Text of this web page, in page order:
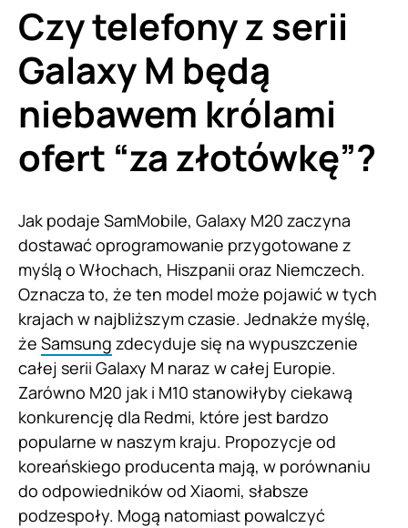
Czy telefony z serii
Galaxy M będą
niebawem królami
ofert “za złotówkę”?
Jak podaje SamMobile, Galaxy M20 zaczyna
dostawać oprogramowanie przygotowane z
myślą o Włochach, Hiszpanii oraz Niemczech.
Oznacza to, że ten model może pojawić w tych
krajach w najbliższym czasie. Jednakże myślę,
że Samsung zdecyduje się na wypuszczenie
całej serii Galaxy M naraz w całej Europie.
Zarówno M20 jak i M10 stanowiłyby ciekawą
konkurencję dla Redmi, które jest bardzo
popularne w naszym kraju. Propozycje od
koreańskiego producenta mają, w porównaniu
do odpowiedników od Xiaomi, słabsze
podzespoły. Mogą natomiast powalczyć